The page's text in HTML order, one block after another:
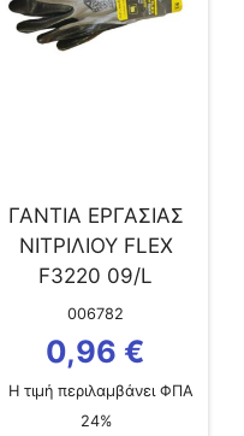
ΓΑΝΤΙΑ ΕΡΓΑΣΙΑΣ
ΝΙΤΡΙΛΙΟΥ FLEX
F3220 09/L
006782
0,96 €
Η τιμή περιλαμβάνει ΦΠΑ
24%